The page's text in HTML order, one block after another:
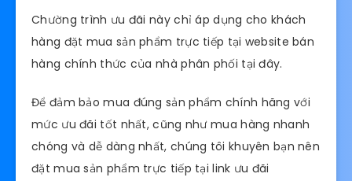
Chường trình ưu đãi này chỉ áp dụng cho khách
hàng đặt mua sản phẩm trực tiếp tại website bán
hàng chính thức của nhà phân phối tại đây.
Để đảm bảo mua đúng sản phẩm chính hãng với
mức ưu đãi tốt nhất, cũng như mua hàng nhanh
chóng và dễ dàng nhất, chúng tôi khuyên bạn nên
đặt mua sản phẩm trực tiếp tại link ưu đãi